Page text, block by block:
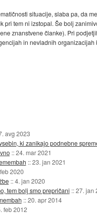
situacije, slaba pa, da
tem ni izstopal. Še bolj
znanstvene članke). Pri
in nevladnih
avg 2023
ki zanikajo podnebne
::24. mar 2021
::23. jan 2021
2020
::4. jan 2020
tem bolj smo prepričani ::27. jan
::20. apr 2014
feb 2012